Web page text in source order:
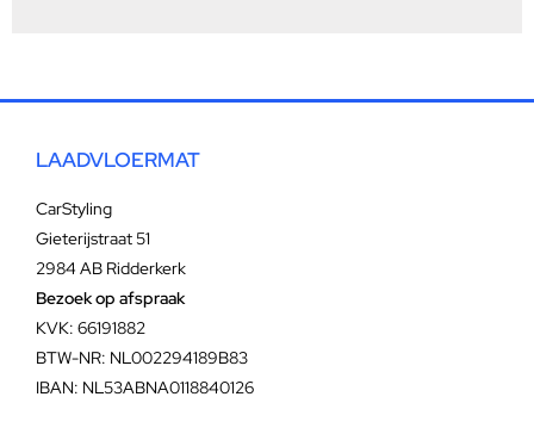
LAADVLOERMAT
CarStyling
Gieterijstraat 51
2984 AB Ridderkerk
Bezoek op afspraak
KVK: 66191882
BTW-NR: NL002294189B83
IBAN: NL53ABNA0118840126